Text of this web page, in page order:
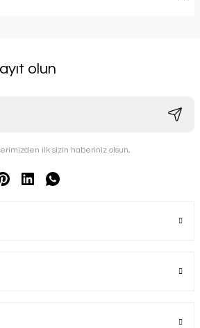
olun
ilk sizin haberiniz olsun,